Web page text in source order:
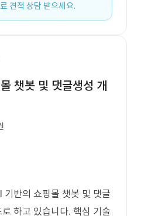
견적 상담 받으세요.
챗봇 및 댓글생성 개
기반의 쇼핑몰 챗봇 및 댓글
하고 있습니다. 핵심 기술